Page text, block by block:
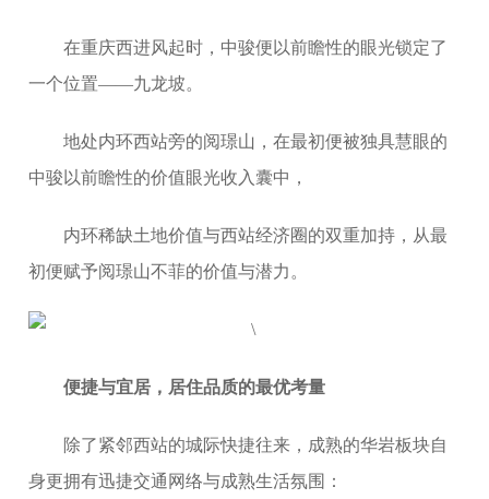
在重庆西进风起时，中骏便以前瞻性的眼光锁定了
一个位置——九龙坡。
地处内环西站旁的阅璟山，在最初便被独具慧眼的
中骏以前瞻性的价值眼光收入囊中，
内环稀缺土地价值与西站经济圈的双重加持，从最
初便赋予阅璟山不菲的价值与潜力。
便捷与宜居，居住品质的最优考量
除了紧邻西站的城际快捷往来，成熟的华岩板块自
身更拥有迅捷交通网络与成熟生活氛围：